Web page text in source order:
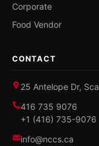
Corporate
Food Vendor
CONTACT
25 Antelope Dr,
416 735 9076
+1 (416) 735-9076
info@nccs.ca